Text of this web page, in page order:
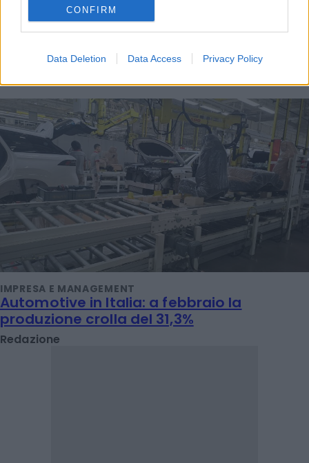
CONFIRM
Data Deletion Data Access Privacy Policy
IMPRESA E MANAGEMENT
Stellantis e Renault fanno quadrato:
"Cambiare la strategia Ue sull'auto"
Sofia Fraschini
IMPRESA E MANAGEMENT
Automotive in Italia: a febbraio la
produzione crolla del 31,3%
Redazione